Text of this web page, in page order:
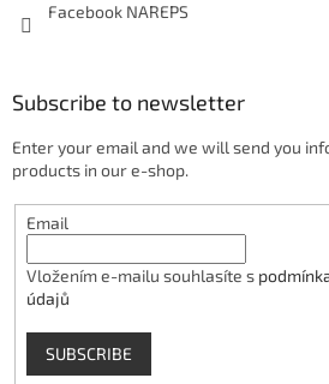
Facebook NAREPS
Subscribe to newsletter
Enter your email and we will send you
products in our e-shop.
Email
Vložením e-mailu souhlasíte s
údajů
SUBSCRIBE